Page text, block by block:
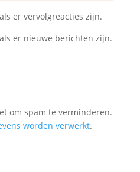
er vervolgreacties zijn.
er nieuwe berichten zijn.
om spam te verminderen.
worden verwerkt.